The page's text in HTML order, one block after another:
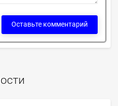
Оставьте комментарий